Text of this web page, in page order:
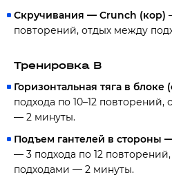
Скручивания — Crunch (кор)
повторений, отдых между
Тренировка B
Горизонтальная тяга в блоке
подхода по 10–12
— 2 минуты.
Подъем гантелей в стороны
— 3 подхода по 12
подходами — 2 минуты.